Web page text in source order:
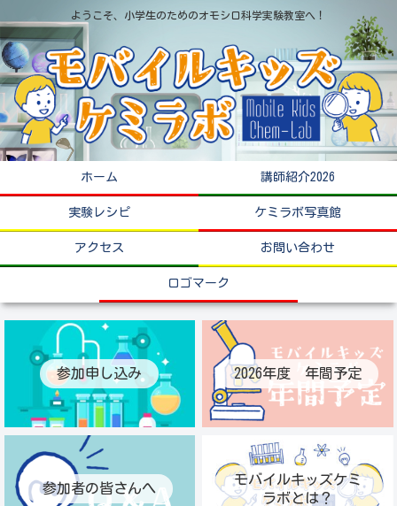
ようこそ、小学生のためのオモシロ科学実験教室へ！
ホーム 講師紹介2026
実験レシピ ケミラボ写真館
アクセス お問い合わせ
ロゴマーク
参加申し込み 2026年度 年間予定
参加者の皆さんへ
モバイルキッズケミ
ラボとは？